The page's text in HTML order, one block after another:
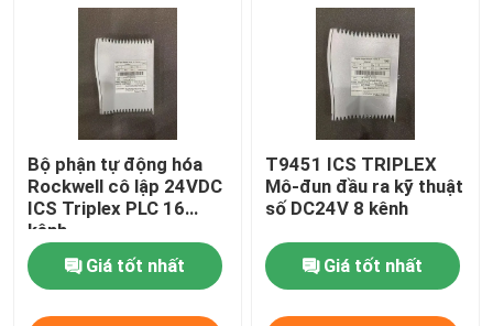
Bộ phận tự động hóa
Rockwell cô lập 24VDC
ICS Triplex PLC 16
kênh
Giá tốt nhất
T9451 ICS TRIPLEX
Mô-đun đầu ra kỹ thuật
số DC24V 8 kênh
Giá tốt nhất